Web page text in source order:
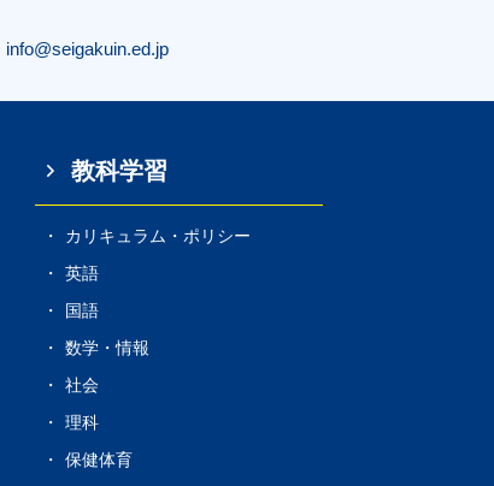
info@seigakuin.ed.jp
教科学習
カリキュラム・ポリシー
英語
国語
数学・情報
社会
理科
保健体育